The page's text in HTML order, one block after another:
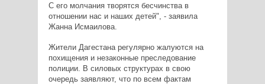
С его молчания творятся бесчинства в
отношении нас и наших детей", - заявила
Жанна Исмаилова.
Жители Дагестана регулярно жалуются на
похищения и незаконные преследование
полиции. В силовых структурах в свою
очередь заявляют, что по всем фактам